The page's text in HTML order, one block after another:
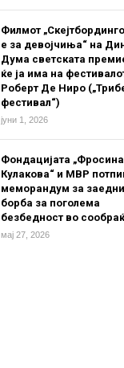
Филмот
е за девојчиња“ на
Дума светската
ќе ја има на
Роберт Де Ниро
фестивал“)
јуни 1, 2026
Фондацијата „Фросина
Кулакова“ и МВР
меморандум за
борба за поголема
безбедност во
мај 27, 2026